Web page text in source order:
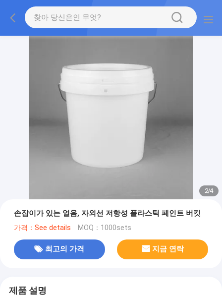
2/4
손잡이가 있는 얼음, 자외선 저항성 플라스틱 페인트 버킷
가격：See details MOQ：1000sets
최고의 가격 지금 연락
제품 설명